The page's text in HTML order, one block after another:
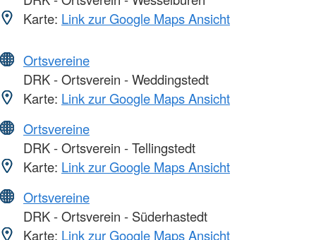
Karte: Link zur Google Maps Ansicht
Ortsvereine
DRK - Ortsverein - Weddingstedt
Karte: Link zur Google Maps Ansicht
Ortsvereine
DRK - Ortsverein - Tellingstedt
Karte: Link zur Google Maps Ansicht
Ortsvereine
DRK - Ortsverein - Süderhastedt
Karte: Link zur Google Maps Ansicht